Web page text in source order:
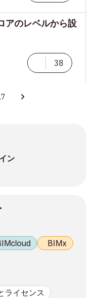
アのレベルから設
38
ン
BIMx
ライセンス